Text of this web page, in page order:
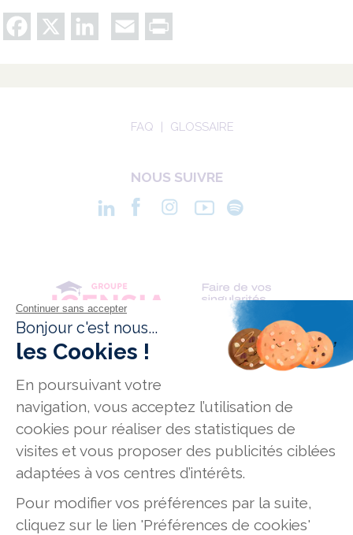
Facebook LinkedIn Email
FAQ GLOSSAIRE
NOUS SUIVRE
Conditions générales de vente
Données personnelles
Mentions légales
Mission Handicap
Offres d'emploi
Plan du site